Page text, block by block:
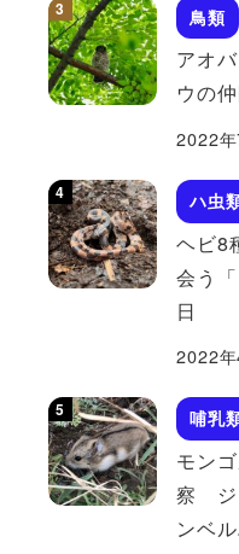
鳥類
アオ
ウの
2022
ハ虫
ヘビ
会う
日
2022
哺乳
モン
察 ジ
ンベ